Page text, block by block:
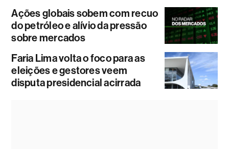
Ações globais sobem com recuo
do petróleo e alívio da pressão
sobre mercados
Faria Lima volta o foco para as
eleições e gestores veem
disputa presidencial acirrada